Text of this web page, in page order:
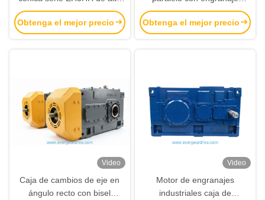
par con carcasa de hierro
fundido y brida de entrada
IEC para accionamiento de
Obtenga el mejor precio
helicoidal industrial Gear
Drive con eje de salida sólido
para aplicaciones de
Obtenga el mejor precio
Video
Caja de cambios de eje en
ángulo recto con bisel
Video
Motor de engranajes
industriales caja de